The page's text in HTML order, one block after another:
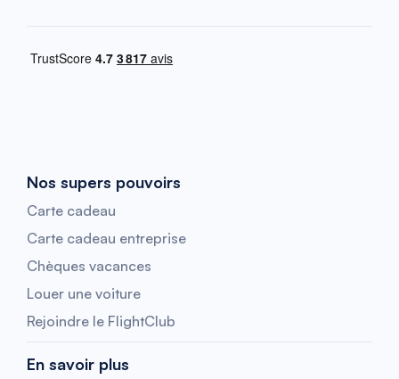
Nos supers pouvoirs
Carte cadeau
Carte cadeau entreprise
Chèques vacances
Louer une voiture
Rejoindre le FlightClub
En savoir plus